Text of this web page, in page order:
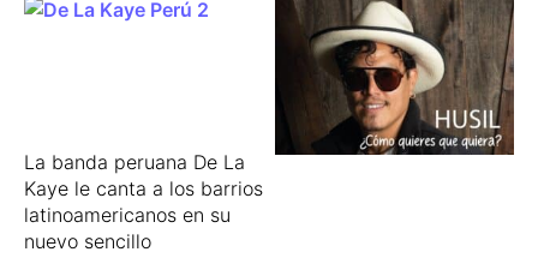
La banda peruana De La
Kaye le canta a los barrios
latinoamericanos en su
nuevo sencillo